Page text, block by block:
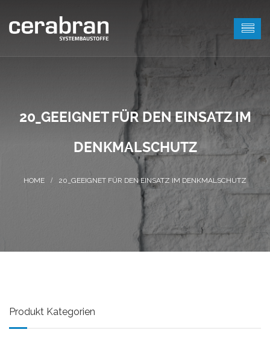
20_GEEIGNET FÜR DEN EINSATZ IM
DENKMALSCHUTZ
20_GEEIGNET FÜR DEN EINSATZ IM DENKMALSCHUTZ
Produkt Kategorien